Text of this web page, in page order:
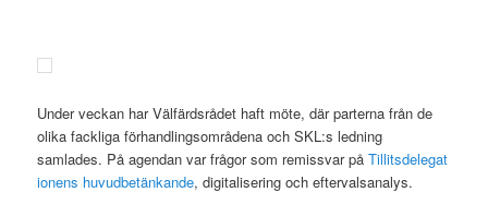
Under veckan har Välfärdsrådet haft möte, där parterna från de
olika fackliga förhandlingsområdena och SKL:s ledning
samlades. På agendan var frågor som remissvar påTillitsdelegat
ionens huvudbetänkande, digitalisering och eftervalsanalys.